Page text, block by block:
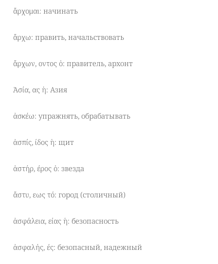
ἄρχομαι: начинать
ἄρχω: править, начальствовать
ἄρχων, οντος ὁ: правитель, архонт
Ἀσία, ας ἡ: Азия
ἀσκέω: упражнять, обрабатывать
ἀσπίς, ίδος ἡ: щит
ἀστήρ, έρος ὁ: звезда
ἄστυ, εως τό: город (столичный)
ἀσφάλεια, είας ἡ: безопасность
ἀσφαλής, ές: безопасный, надежный